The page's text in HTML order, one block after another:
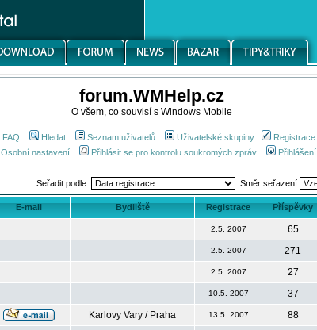
forum.WMHelp.cz
O všem, co souvisí s Windows Mobile
FAQ Hledat Seznam uživatelů Uživatelské skupiny
Registrace
Osobní nastavení
Přihlásit se pro kontrolu soukromých zpráv Přihlášení
Seřadit podle: Směr seřazení
E-mail Bydliště Registrace Příspěvky
2.5. 2007
65
2.5. 2007
271
2.5. 2007
27
10.5. 2007
37
Karlovy Vary / Praha 13.5. 2007
88